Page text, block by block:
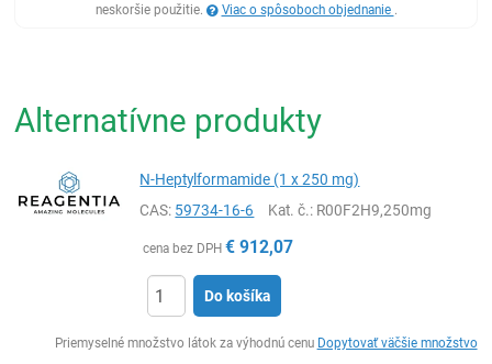
neskoršie použitie.
Viac o spôsoboch objednanie .
Alternatívne produkty
N-Heptylformamide (1 x 250 mg)
CAS: 59734-16-6 Kat. č.: R00F2H9,250mg
cena bez DPH € 912,07
Do košíka
Priemyselné množstvo látok za výhodnú cenu Dopytovať väčšie množstvo